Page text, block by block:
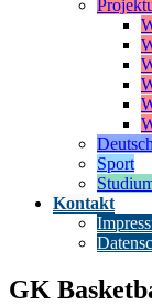
Deutsch
Sport
Kontakt
GK